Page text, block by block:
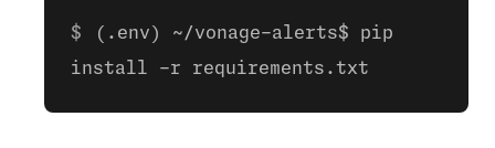
(.env) ~/vonage-alerts$ pip
install -r requirements.txt